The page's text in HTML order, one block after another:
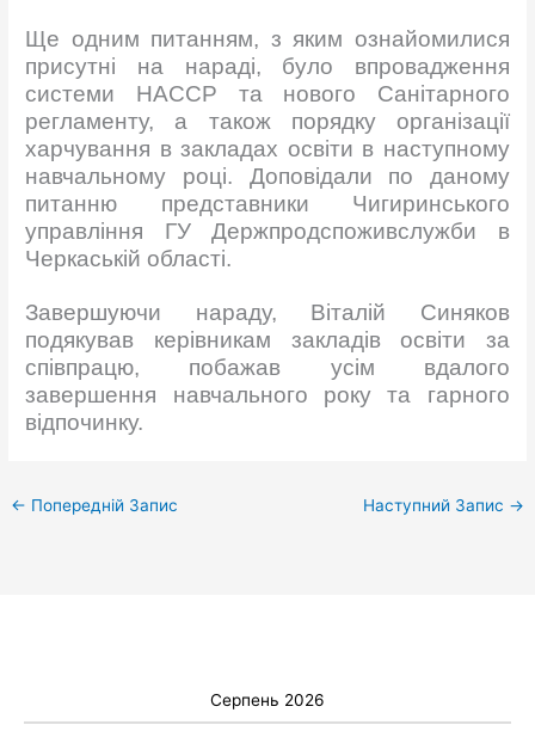
Ще одним питанням, з яким ознайомилися
присутні на нараді, було впровадження
системи НАССР та нового Санітарного
регламенту, а також порядку організації
харчування в закладах освіти в наступному
навчальному році. Доповідали по даному
питанню представники Чигиринського
управління ГУ Держпродспоживслужби в
Черкаській області.
Завершуючи нараду, Віталій Синяков
подякував керівникам закладів освіти за
співпрацю, побажав усім вдалого
завершення навчального року та гарного
відпочинку.
← Попередній Запис Наступний Запис →
Серпень 2026